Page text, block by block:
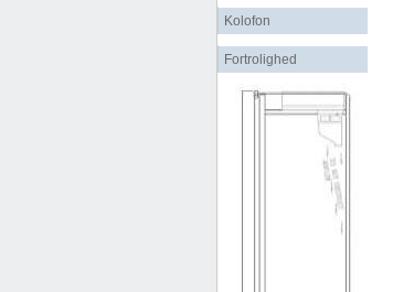
Kolofon
Fortrolighed